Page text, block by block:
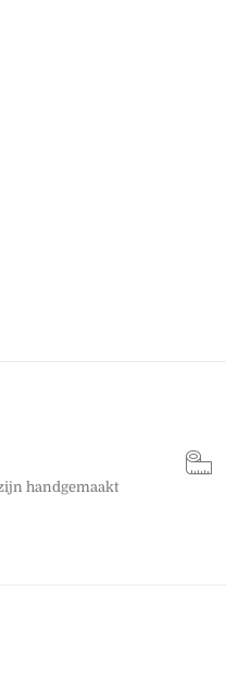
handgemaakt